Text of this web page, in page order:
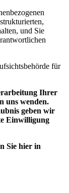
und Sie
für
Ihrer
uns wenden.
geben wir
Einwilligung
Sie hier in